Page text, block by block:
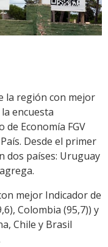
la región con mejor
la encuesta
Economía FGV
Desde el primer
dos países: Uruguay
mejor Indicador de
Colombia (95,7)) y
Chile y Brasil